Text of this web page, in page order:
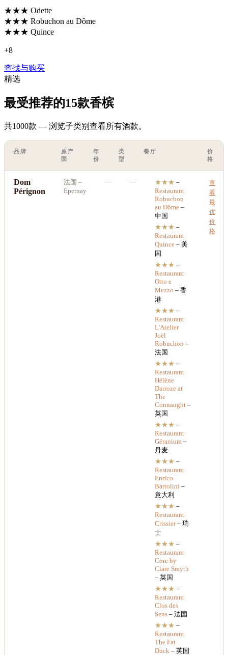
★★★ Odette
★★★ Robuchon au Dôme
★★★ Quince
+8
查找与购买
精选
最受推荐的15款香槟
共1000款 — 浏览子类别查看所有酒款。
品牌
原产
国
年
份
类
型
餐厅
价
格
Dom
Pérignon
法国 –
Epernay
— — ★★★ –
Restaurant
Robuchon
au Dôme –
中国
★★★ –
Restaurant
Quince – 美
国
★★★ –
Restaurant
Otto e
Mezzo – 香
港
★★★ –
Restaurant
L'Atelier
Joël
Robuchon –
法国
★★★ –
Restaurant
Hélène
Darroze at
The
Connaught –
英国
★★★ –
Restaurant
Géranium –
丹麦
★★★ –
Restaurant
Enrico
Bartolini –
意大利
★★★ –
Restaurant
Crissier– 瑞
士
★★★ –
Restaurant
Core by
Clare Smyth
– 英国
★★★ –
Restaurant
Clos des
Sens – 法国
★★★ –
Restaurant
The Fat
Duck – 英国
查
看
最
优
价
格